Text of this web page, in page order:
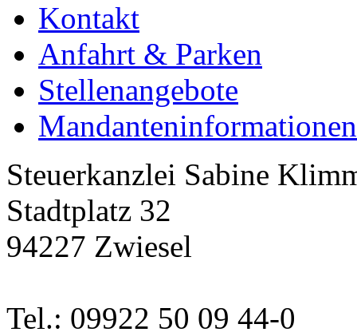
Kontakt
Anfahrt & Parken
Stellenangebote
Steuerkanzlei Sabine
Stadtplatz 32
94227 Zwiesel
Tel.: 09922 50 09 44-0